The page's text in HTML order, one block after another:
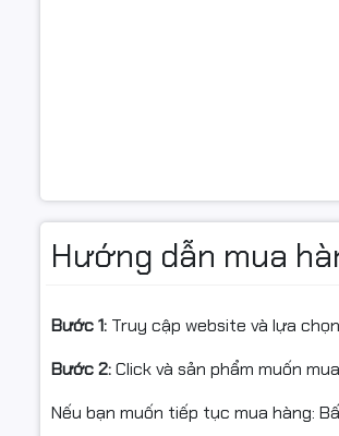
🖥️ Màn hình màu 2.8 inch, giao diện
⚡ Hoạt động ổn định, phù hợp nhiều
📦 Ứng dụng:
Hướng dẫn mua
Bước 1: Truy cập website và lựa
Bước 2:Click và sản phẩm muốn
Nếu bạn muốn tiếp tục mua hàng: